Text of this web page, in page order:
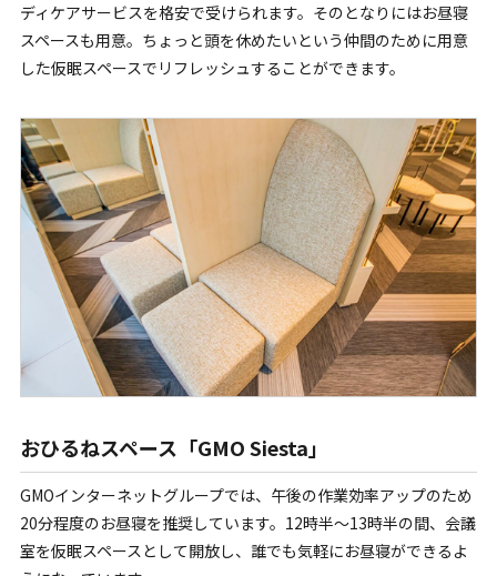
ディケアサービスを格安で受けられます。そのとなりにはお昼寝
スペースも用意。ちょっと頭を休めたいという仲間のために用意
した仮眠スペースでリフレッシュすることができます。
おひるねスペース「GMO Siesta」
GMOインターネットグループでは、午後の作業効率アップのため
20分程度のお昼寝を推奨しています。12時半～13時半の間、会議
室を仮眠スペースとして開放し、誰でも気軽にお昼寝ができるよ